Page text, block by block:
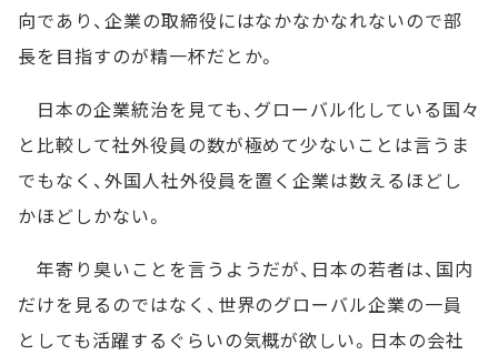
向であり、企業の取締役にはなかなかなれないので部
長を目指すのが精一杯だとか。
日本の企業統治を見ても、グローバル化している国々
と比較して社外役員の数が極めて少ないことは言うま
でもなく、外国人社外役員を置く企業は数えるほどし
かほどしかない。
年寄り臭いことを言うようだが、日本の若者は、国内
だけを見るのではなく、世界のグローバル企業の一員
としても活躍するぐらいの気概が欲しい。日本の会社